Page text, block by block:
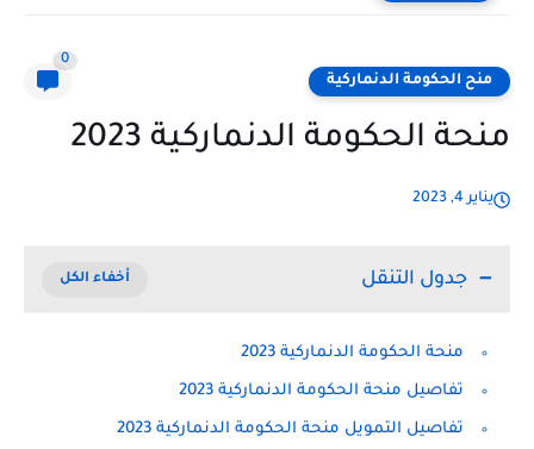
منح الحكومة الدنماركية
0
منحة الحكومة الدنماركية 2023
يناير 4, 2023
جدول التنقل
منحة الحكومة الدنماركية 2023
تفاصيل منحة الحكومة الدنماركية 2023
تفاصيل التمويل منحة الحكومة الدنماركية 2023